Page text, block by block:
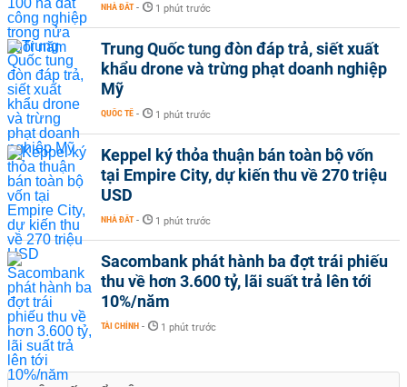
NHÀ ĐẤT - 1 phút trước
Trung Quốc tung đòn đáp trả, siết xuất
khẩu drone và trừng phạt doanh nghiệp
Mỹ
QUỐC TẾ - 1 phút trước
Keppel ký thỏa thuận bán toàn bộ vốn
tại Empire City, dự kiến thu về 270 triệu
USD
NHÀ ĐẤT - 1 phút trước
Sacombank phát hành ba đợt trái phiếu
thu về hơn 3.600 tỷ, lãi suất trả lên tới
10%/năm
TÀI CHÍNH - 1 phút trước